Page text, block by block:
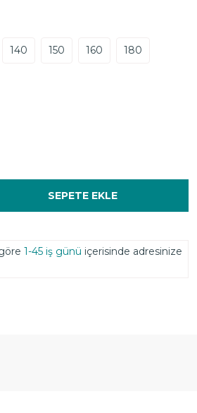
140 150 160 180
SEPETE EKLE
1-45 iş günü içerisinde adresinize